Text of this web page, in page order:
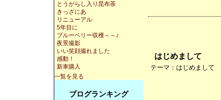
はじめまして
テーマ： はじめまして
とうがらし入り昆布茶
きっざにあ
リニューアル
5年目に
ブルーベリー収穫～～♪
夜景撮影
いい笑顔撮れました
感動！
新車購入
一覧を見る
ブログランキング